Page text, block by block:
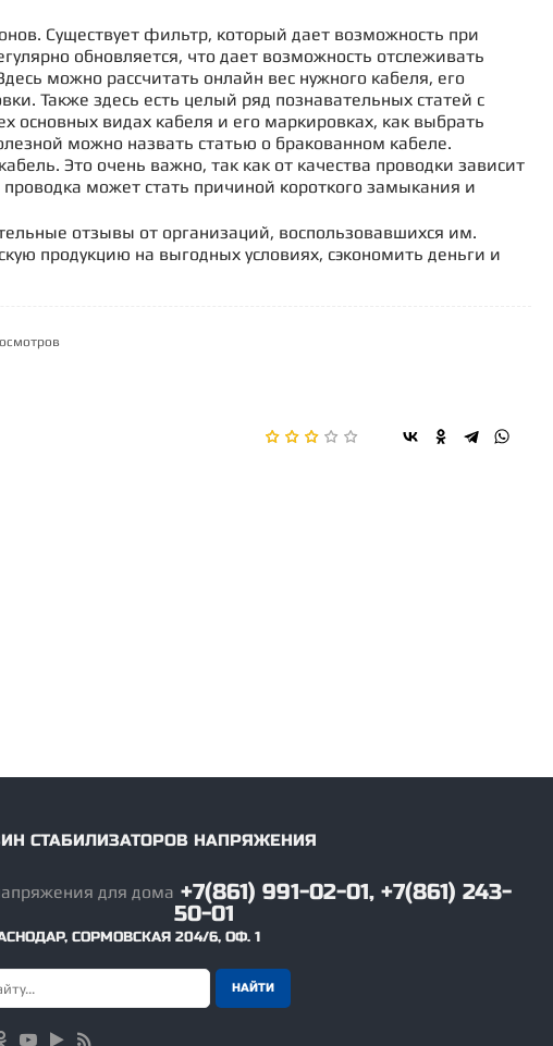
Существует фильтр, который дает возможность при
обновляется, что дает возможность отслеживать
можно рассчитать онлайн вес нужного кабеля, его
Также здесь есть целый ряд познавательных статей с
видах кабеля и его маркировках, как выбрать
можно назвать статью о бракованном кабеле.
Это очень важно, так как от качества проводки зависит
может стать причиной короткого замыкания и
отзывы от организаций, воспользовавшихся им.
продукцию на выгодных условиях, сэкономить деньги и
СТАБИЛИЗАТОРОВ НАПРЯЖЕНИЯ
+7(861) 991-02-01, +7(861) 243-
50-01
, СОРМОВСКАЯ 204/6, ОФ. 1